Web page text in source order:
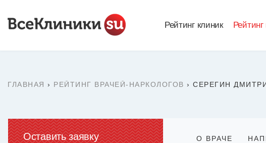
Рейтинг клиник
ГЛАВНАЯ › РЕЙТИНГ ВРАЧЕЙ-НАРКОЛОГОВ › СЕРЕГИН
О ВРАЧЕ
Оставить заявку